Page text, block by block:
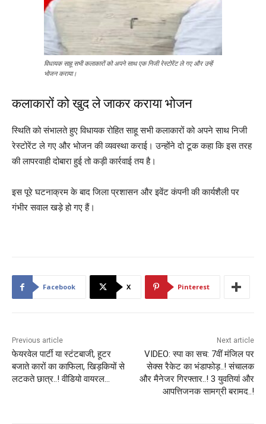
विधायक साहू सभी कलाकारों को अपने साथ एक निजी रेस्टोरेंट ले गए और उन्हें
भोजन कराया।
कलाकारों को खुद ले जाकर कराया भोजन
स्थिति को संभालते हुए विधायक रोहित साहू सभी कलाकारों को अपने साथ निजी
रेस्टोरेंट ले गए और भोजन की व्यवस्था कराई। उन्होंने दो टूक कहा कि इस तरह
की लापरवाही दोबारा हुई तो कड़ी कार्रवाई तय है।
इस पूरे घटनाक्रम के बाद जिला प्रशासन और इवेंट कंपनी की कार्यशैली पर
गंभीर सवाल खड़े हो गए हैं।
Facebook X Pinterest
Previous article
फेयरवेल पार्टी या स्टंटबाजी, हूटर
बजाते कारों का काफिला, खिड़कियों से
लटकते छात्र..! वीडियो वायरल…
Next article
VIDEO: स्पा का सच: 7वीं मंजिल पर
सेक्स रैकेट का भंडाफोड़..! संचालक
और मैनेजर गिरफ्तार..! 3 युवतियां और
आपत्तिजनक सामग्री बरामद..!